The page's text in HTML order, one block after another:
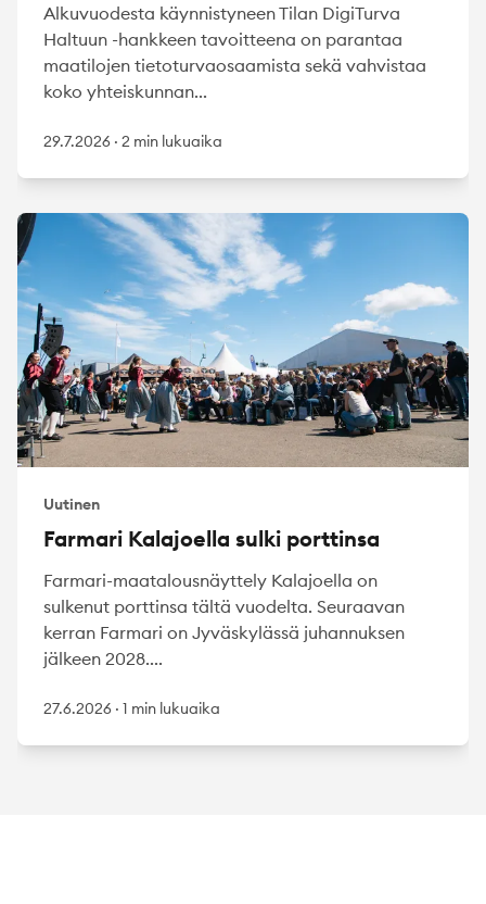
Alkuvuodesta käynnistyneen Tilan DigiTurva
Haltuun -hankkeen tavoitteena on parantaa
maatilojen tietoturvaosaamista sekä vahvistaa
koko yhteiskunnan...
29.7.2026 · 2 min lukuaika
Uutinen
Farmari Kalajoella sulki porttinsa
Farmari-maatalousnäyttely Kalajoella on
sulkenut porttinsa tältä vuodelta. Seuraavan
kerran Farmari on Jyväskylässä juhannuksen
jälkeen 2028....
27.6.2026 · 1 min lukuaika